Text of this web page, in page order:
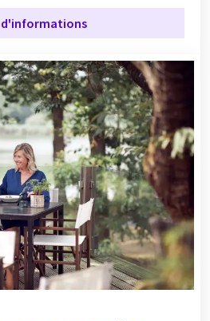
d'informations